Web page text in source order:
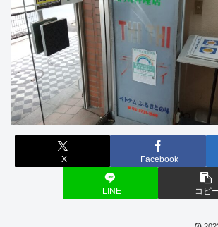
X Facebook
LINE コピ